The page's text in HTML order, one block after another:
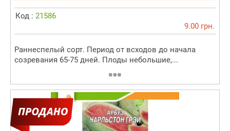
Код : 21586
9.00 грн.
Раннеспелый сорт. Период от всходов до начала
созревания 65-75 дней. Плоды небольшие,...